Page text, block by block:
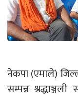
नेकपा (एमाले)
सम्पन्न